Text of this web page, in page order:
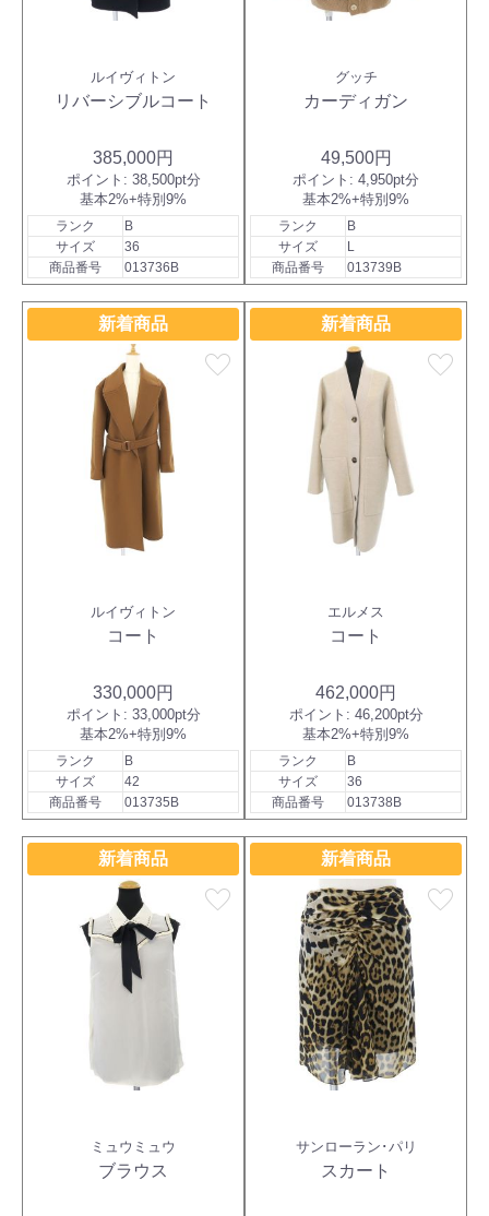
ルイヴィトン
リバーシブルコート
385,000円
ポイント: 38,500pt分
基本2%+特別9%
ランク
B
サイズ
36
商品番号
013736B
グッチ
カーディガン
49,500円
ポイント: 4,950pt分
基本2%+特別9%
ランク
B
サイズ
L
商品番号
013739B
新着商品
favorite
ルイヴィトン
コート
330,000円
ポイント: 33,000pt分
基本2%+特別9%
ランク
B
サイズ
42
商品番号
013735B
新着商品
favorite
エルメス
コート
462,000円
ポイント: 46,200pt分
基本2%+特別9%
ランク
B
サイズ
36
商品番号
013738B
新着商品
favorite
ミュウミュウ
ブラウス
新着商品
favorite
サンローラン･パリ
スカート